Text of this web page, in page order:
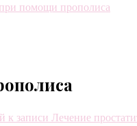
помощи прополиса
к записи Лечение